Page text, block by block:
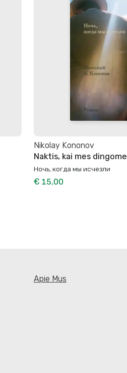
Nikolay Kononov
Naktis, kai mes dingome
Ночь, когда мы исчезли
€ 15,00
Apie Mus